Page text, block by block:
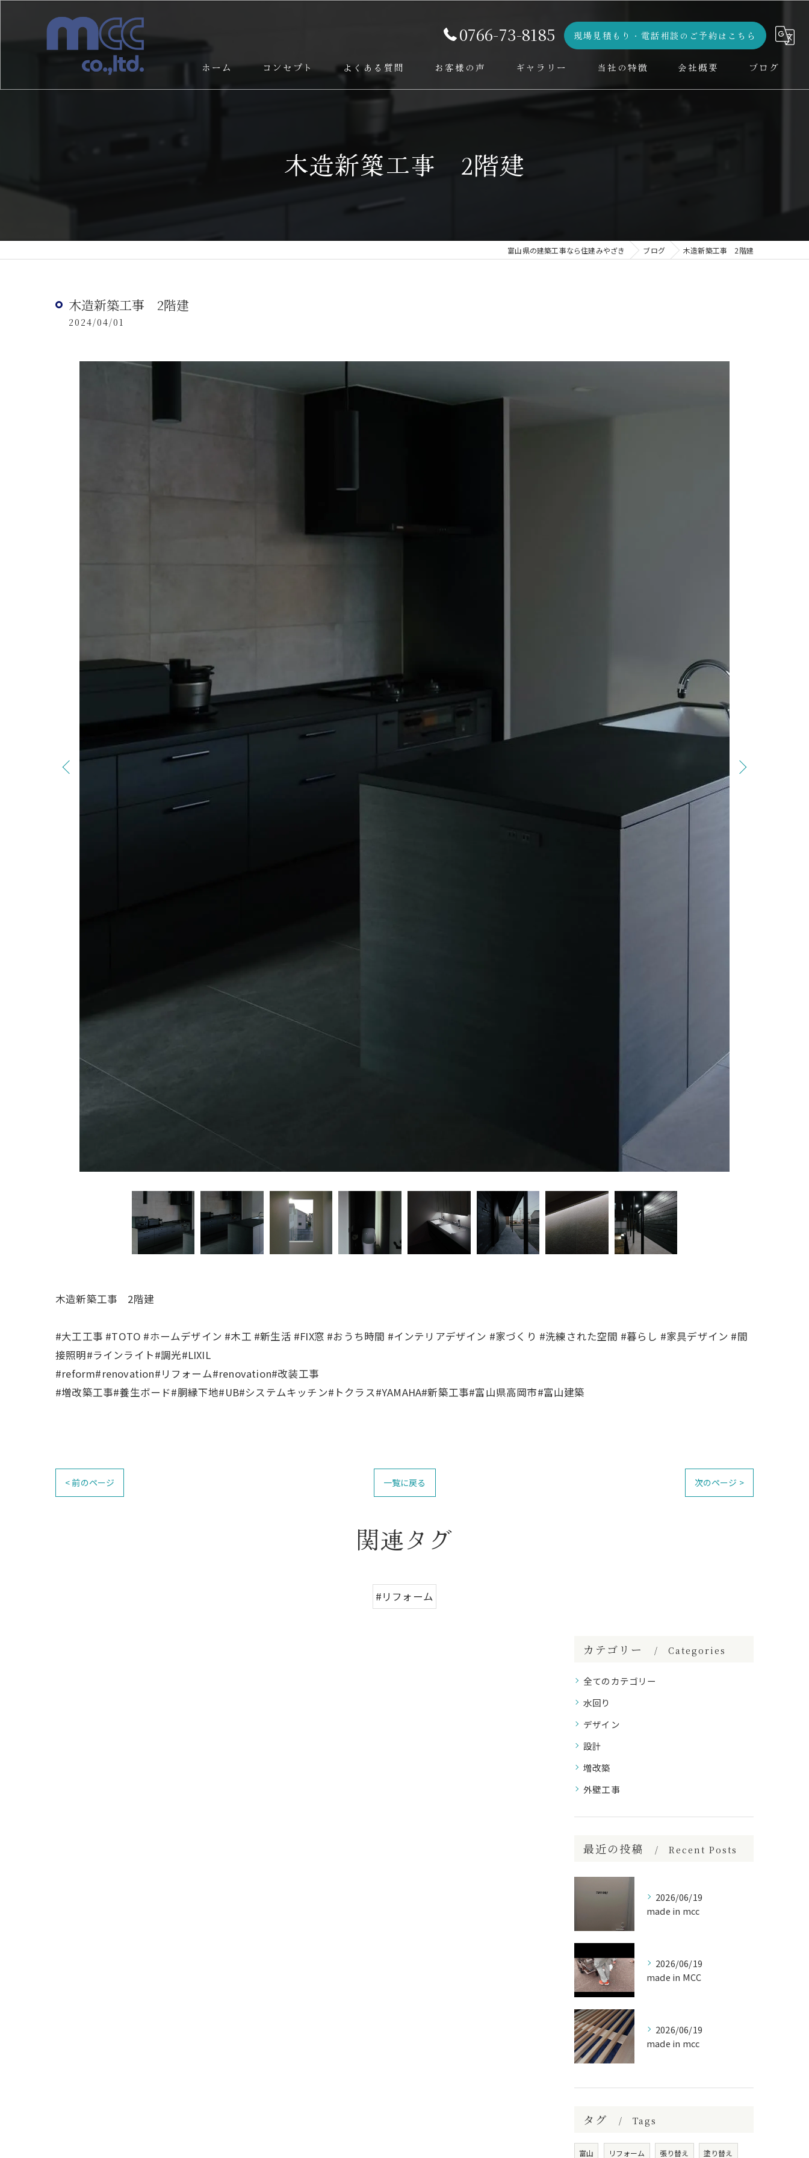
0766-73-8185 現場見積もり・電話相談のご予約はこちら
ホーム コンセプト よくある質問 お客様の声 ギャラリー 当社の特徴 会社概要 ブログ
木造新築工事 2階建
富山県の建築工事なら住建みやざき ブログ 木造新築工事 2階建
木造新築工事 2階建
2024/04/01
木造新築工事 2階建
#大工工事 #TOTO #ホームデザイン #木工 #新生活 #FIX窓 #おうち時間 #インテリアデザイン #家づくり #洗練された空間 #暮らし #家具デザイン #間
接照明#ラインライト#調光#LIXIL
#reform#renovation#リフォーム#renovation#改装工事
#増改築工事#養生ボード#胴縁下地#UB#システムキッチン#トクラス#YAMAHA#新築工事#富山県高岡市#富山建築
< 前のページ 一覧に戻る 次のページ >
関連タグ
#リフォーム
カテゴリー Categories
全てのカテゴリー
水回り
デザイン
設計
増改築
外壁工事
最近の投稿 Recent Posts
2026/06/19
made in mcc
2026/06/19
made in MCC
2026/06/19
made in mcc
タグ Tags
富山 リフォーム 張り替え 塗り替え